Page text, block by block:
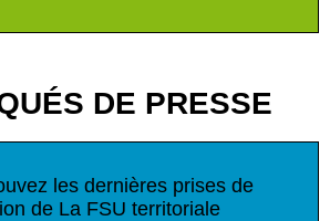
DE PRESSE
les dernières prises de
de La FSU territoriale